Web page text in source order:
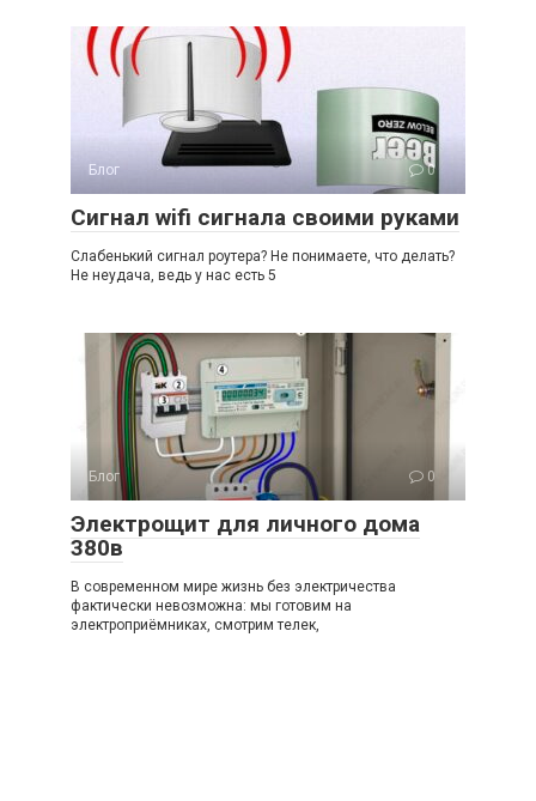
Блог 0
Сигнал wifi сигнала своими руками
Слабенький сигнал роутера? Не понимаете, что делать?
Не неудача, ведь у нас есть 5
Блог 0
Электрощит для личного дома
380в
В современном мире жизнь без электричества
фактически невозможна: мы готовим на
электроприёмниках, смотрим телек,